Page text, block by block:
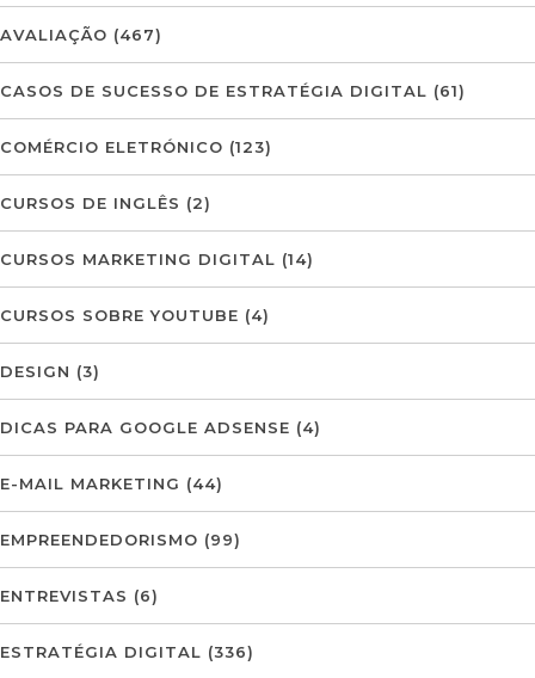
AVALIAÇÃO (467)
CASOS DE SUCESSO DE ESTRATÉGIA DIGITAL (61)
COMÉRCIO ELETRÓNICO (123)
CURSOS DE INGLÊS (2)
CURSOS MARKETING DIGITAL (14)
CURSOS SOBRE YOUTUBE (4)
DESIGN (3)
DICAS PARA GOOGLE ADSENSE (4)
E-MAIL MARKETING (44)
EMPREENDEDORISMO (99)
ENTREVISTAS (6)
ESTRATÉGIA DIGITAL (336)